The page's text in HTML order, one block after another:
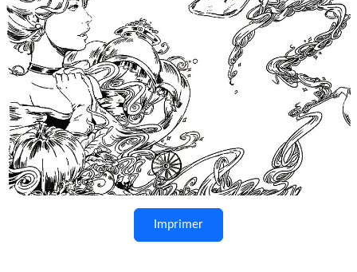
Imprimer